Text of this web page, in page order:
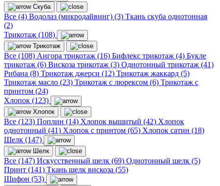
Скуба
Все (4) Водолаз (микродайвинг) (3) Ткань скуба однотонная
(2)
Трикотаж (108)
Трикотаж
Все (108) Ангора трикотаж (16) Бифлекс трикотаж (4) Букле
трикотаж (6) Вискоза трикотаж (3) Однотонный трикотаж (41)
Рибана (8) Трикотаж джерси (12) Трикотаж жаккард (5)
Трикотаж масло (23) Трикотаж с люрексом (6) Трикотаж с
принтом (24)
Хлопок (123)
Хлопок
Все (123) Поплин (14) Хлопок вышитый (42) Хлопок
однотонный (41) Хлопок с принтом (65) Хлопок сатин (18)
Шелк (147)
Шелк
Все (147) Искусственный шелк (69) Однотонный шелк (5)
Принт (141) Ткань шелк вискоза (55)
Шифон (53)